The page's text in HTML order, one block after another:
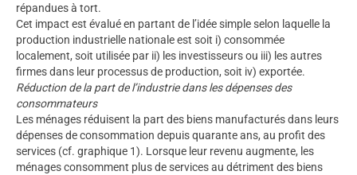
répandues à tort.
Cet impact est évalué en partant de l’idée simple selon laquelle la
production industrielle nationale est soit i) consommée
localement, soit utilisée par ii) les investisseurs ou iii) les autres
firmes dans leur processus de production, soit iv) exportée.
Réduction de la part de l’industrie dans les dépenses des
consommateurs
Les ménages réduisent la part des biens manufacturés dans leurs
dépenses de consommation depuis quarante ans, au profit des
services (cf. graphique 1). Lorsque leur revenu augmente, les
ménages consomment plus de services au détriment des biens